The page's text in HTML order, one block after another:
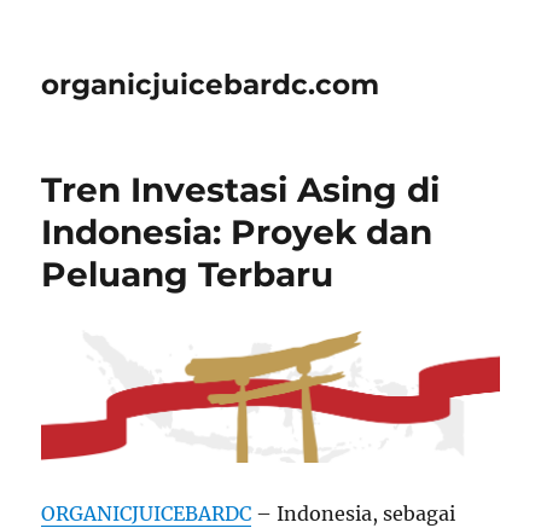
organicjuicebardc.com
Tren Investasi Asing di
Indonesia: Proyek dan
Peluang Terbaru
ORGANICJUICEBARDC – Indonesia, sebagai